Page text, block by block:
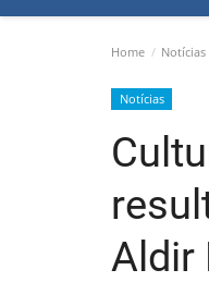
Home Notícias
Notícias
Aldir